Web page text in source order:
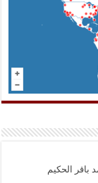
باقر الحكيم